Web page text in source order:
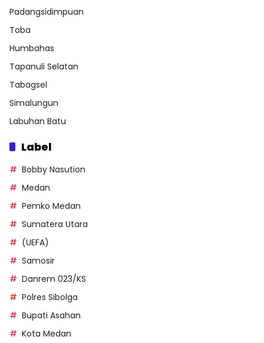
Padangsidimpuan
Toba
Humbahas
Tapanuli Selatan
Tabagsel
Simalungun
Labuhan Batu
Label
Bobby Nasution
Medan
Pemko Medan
Sumatera Utara
(UEFA)
Samosir
Danrem 023/KS
Polres Sibolga
Bupati Asahan
Kota Medan